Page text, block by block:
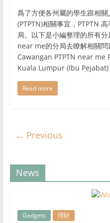
爲了方便各州屬的學生跟相
(PTPTN)相關事宜，PTPTN
局。以下是小編整理的所有
near me的分局去瞭解相關
Cawangan PTPTN near me
Kuala Lumpur (Ibu
Read more
← Previous
News
Gadgets 理財